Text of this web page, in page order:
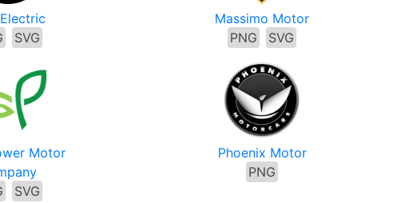
SVG
Massimo Motor
PNG
SVG
Motor
SVG
Phoenix Motor
PNG